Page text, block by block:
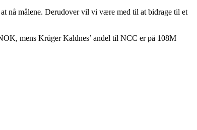
nå målene. Derudover vil vi være med til at bidrage til et
mens Krüger Kaldnes’ andel til NCC er på 108M